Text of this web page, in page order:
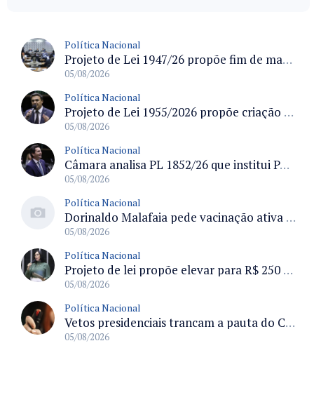
Política Nacional
Projeto de Lei 1947/26 propõe fim de margens para cartão de crédito e consignado do INSS
05/08/2026
Política Nacional
Projeto de Lei 1955/2026 propõe criação de geração livre de fumo ao restringir venda de vapes a nascidos desde 1º de janeiro de 2009
05/08/2026
Política Nacional
Câmara analisa PL 1852/26 que institui Política Nacional de Gestão de Desempenho e Eficiência para servidores públicos
05/08/2026
Política Nacional
Dorinaldo Malafaia pede vacinação ativa ao Ministério da Saúde para reverter queda na cobertura vacinal no Brasil
05/08/2026
Política Nacional
Projeto de lei propõe elevar para R$ 250 mil limite de isenção do IPI para pessoas com deficiência e autismo
05/08/2026
Política Nacional
Vetos presidenciais trancam a pauta do Congresso com 87 itens pendentes e incluem trechos do Orçamento de 2026
05/08/2026